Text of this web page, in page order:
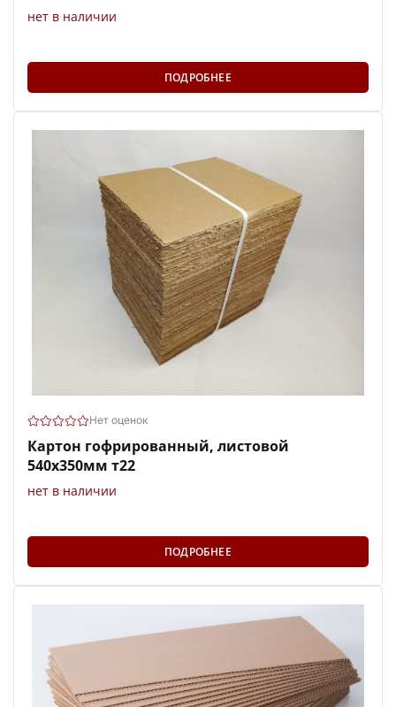
нет в наличии
ПОДРОБНЕЕ
Нет оценок
Картон гофрированный, листовой
540х350мм т22
нет в наличии
ПОДРОБНЕЕ